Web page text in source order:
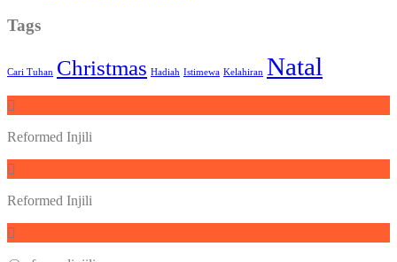
Tags
Cari Tuhan Christmas Hadiah Istimewa Kelahiran Natal
Reformed Injili
Reformed Injili